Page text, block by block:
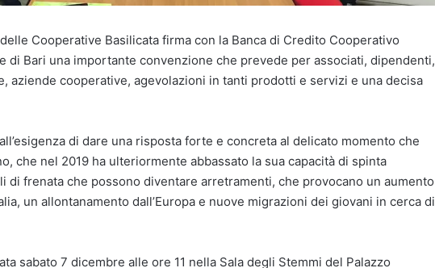
Cooperative Basilicata firma con la Banca di Credito Cooperativo
di Bari una importante convenzione che prevede per associati, dipendenti,
aziende cooperative, agevolazioni in tanti prodotti e servizi e una decisa
di dare una risposta forte e concreta al delicato momento che
che nel 2019 ha ulteriormente abbassato la sua capacità di spinta
di frenata che possono diventare arretramenti, che provocano un aumento
un allontanamento dall’Europa e nuove migrazioni dei giovani in cerca di
sabato 7 dicembre alle ore 11 nella Sala degli Stemmi del Palazzo